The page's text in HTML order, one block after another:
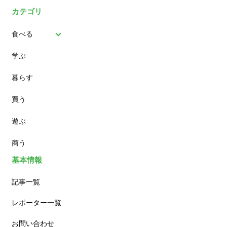
カテゴリ
食べる
パン
スイーツ
ランチ
カフェ
学ぶ
暮らす
買う
遊ぶ
商う
基本情報
記事一覧
レポーター一覧
お問い合わせ